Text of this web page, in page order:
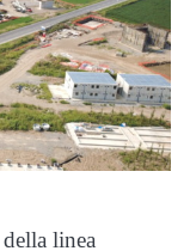
linea